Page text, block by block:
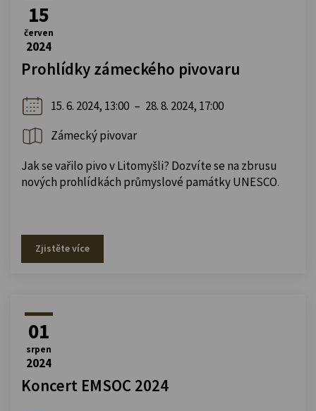
15
červen
2024
Prohlídky zámeckého pivovaru
15. 6. 2024, 13:00 – 28. 8. 2024, 17:00
Zámecký pivovar
Jak se vařilo pivo v Litomyšli? Dozvíte se na zbrusu
nových prohlídkách průmyslové památky UNESCO.
Zjistěte více
01
srpen
2024
Koncert EMSOC 2024